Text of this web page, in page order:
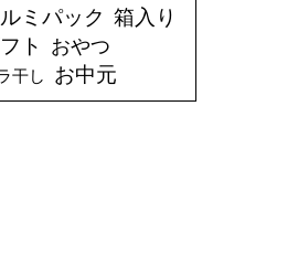
ミパック 箱入り
ト
おやつ
干し お中元